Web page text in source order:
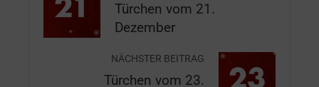
Türchen vom 21.
Dezember
NÄCHSTER BEITRAG
Türchen vom 23.